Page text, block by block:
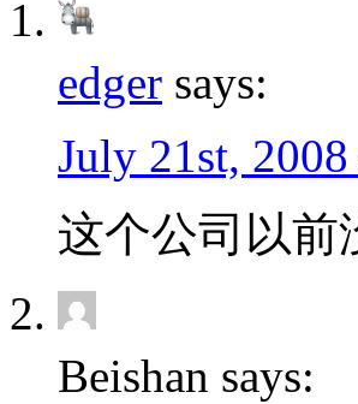
edger says:
July 21st,
这个公司以前
Beishan says: